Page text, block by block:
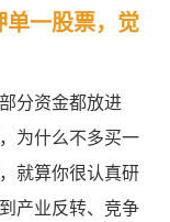
一股票，觉
分资金都放进
为什么不多买一
就算你很认真研
产业反转、竞争